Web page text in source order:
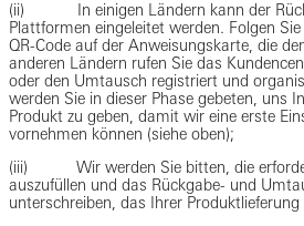
(ii) In einigen Ländern kann der
Plattformen eingeleitet werden. Folgen
QR-Code auf der Anweisungskarte, die
anderen Ländern rufen Sie das
oder den Umtausch registriert und
werden Sie in dieser Phase gebeten, uns
Produkt zu geben, damit wir eine erste
vornehmen können (siehe oben);
(iii) Wir werden Sie bitten, die
auszufüllen und das Rückgabe- und
unterschreiben, das Ihrer Produktlieferung